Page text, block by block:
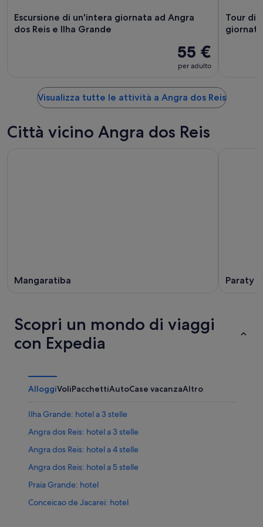
Escursione di un'intera giornata ad Angra
dos Reis e Ilha Grande
55 €
per adulto
Tour di
Visualizza tutte le attività a Angra dos Reis
Città vicino Angra dos Reis
Mangaratiba Paraty
Scopri un mondo di viaggi
con Expedia
AlloggiVoliPacchettiAutoCase vacanzaAltro
Ilha Grande: hotel a 3 stelle
Angra dos Reis: hotel a 3 stelle
Angra dos Reis: hotel a 4 stelle
Angra dos Reis: hotel a 5 stelle
Praia Grande: hotel
Conceicao de Jacarei: hotel